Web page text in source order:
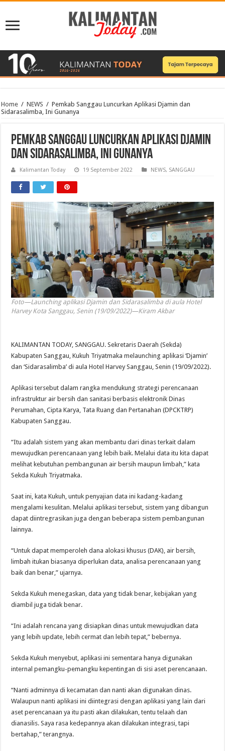
Home / NEWS / Pemkab Sanggau Luncurkan Aplikasi Djamin dan
Sidarasalimba, Ini Gunanya
Pemkab Sanggau Luncurkan Aplikasi Djamin
dan Sidarasalimba, Ini Gunanya
Kalimantan Today 19 September 2022 NEWS, SANGGAU
Foto—Launching aplikasi Djamin dan Sidarasalimba di aula Hotel
Harvey Kota Sanggau, Senin (19/09/2022)—Kiram Akbar
KALIMANTAN TODAY, SANGGAU. Sekretaris Daerah (Sekda)
Kabupaten Sanggau, Kukuh Triyatmaka melaunching aplikasi ‘Djamin’
dan ‘Sidarasalimba’ di aula Hotel Harvey Sanggau, Senin (19/09/2022).
Aplikasi tersebut dalam rangka mendukung strategi perencanaan
infrastruktur air bersih dan sanitasi berbasis elektronik Dinas
Perumahan, Cipta Karya, Tata Ruang dan Pertanahan (DPCKTRP)
Kabupaten Sanggau.
“Itu adalah sistem yang akan membantu dari dinas terkait dalam
mewujudkan perencanaan yang lebih baik. Melalui data itu kita dapat
melihat kebutuhan pembangunan air bersih maupun limbah,” kata
Sekda Kukuh Triyatmaka.
Saat ini, kata Kukuh, untuk penyajian data ini kadang-kadang
mengalami kesulitan. Melalui aplikasi tersebut, sistem yang dibangun
dapat diintregrasikan juga dengan beberapa sistem pembangunan
lainnya.
“Untuk dapat memperoleh dana alokasi khusus (DAK), air bersih,
limbah itukan biasanya diperlukan data, analisa perencanaan yang
baik dan benar,” ujarnya.
Sekda Kukuh menegaskan, data yang tidak benar, kebijakan yang
diambil juga tidak benar.
“Ini adalah rencana yang disiapkan dinas untuk mewujudkan data
yang lebih update, lebih cermat dan lebih tepat,” bebernya.
Sekda Kukuh menyebut, aplikasi ini sementara hanya digunakan
internal pemangku-pemangku kepentingan di sisi aset perencanaan.
“Nanti adminnya di kecamatan dan nanti akan digunakan dinas.
Walaupun nanti aplikasi ini diintegrasi dengan aplikasi yang lain dari
aset perencanaan ya itu pasti akan dilakukan, tentu telaah dan
dianasilis. Saya rasa kedepannya akan dilakukan integrasi, tapi
bertahap,” terangnya.